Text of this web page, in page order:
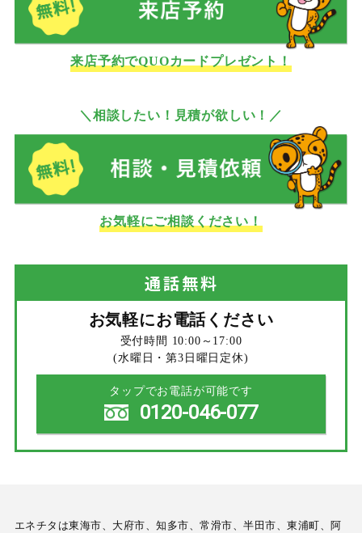
来店予約でQUOカードプレゼント！
＼相談したい！見積が欲しい！／
お気軽にご相談ください！
通話無料
お気軽にお電話ください
受付時間 10:00～17:00
(水曜日・第3日曜日定休)
タップでお電話が可能です
0120-046-077
エネチタは東海市、大府市、知多市、常滑市、半田市、東浦町、阿